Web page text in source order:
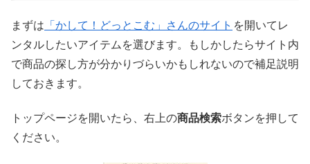
まずは 「かして！どっとこむ」さんのサイト を開いてレ
ンタルしたいアイテムを選びます。もしかしたらサイト内
で商品の探し方が分かりづらいかもしれないので補足説明
しておきます。
トップページを開いたら、右上の商品検索ボタンを押して
ください。